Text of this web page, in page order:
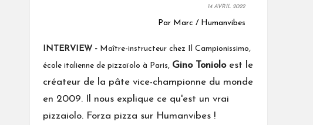
14 AVRIL 2022
Par Marc / Humanvibes
INTERVIEW - Maître-instructeur chez Il Campionissimo,
école italienne de pizzaïolo à Paris, Gino Tonioloest le
créateur de la pâte vice-championne du monde
en 2009. Il nous explique ce qu'est un vrai
pizzaiolo. Forza pizza sur Humanvibes !